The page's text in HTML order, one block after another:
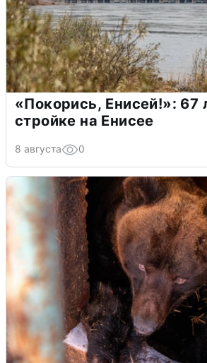
«Покорись, Енисей!»: 67
стройке на Енисее
8 августа 0